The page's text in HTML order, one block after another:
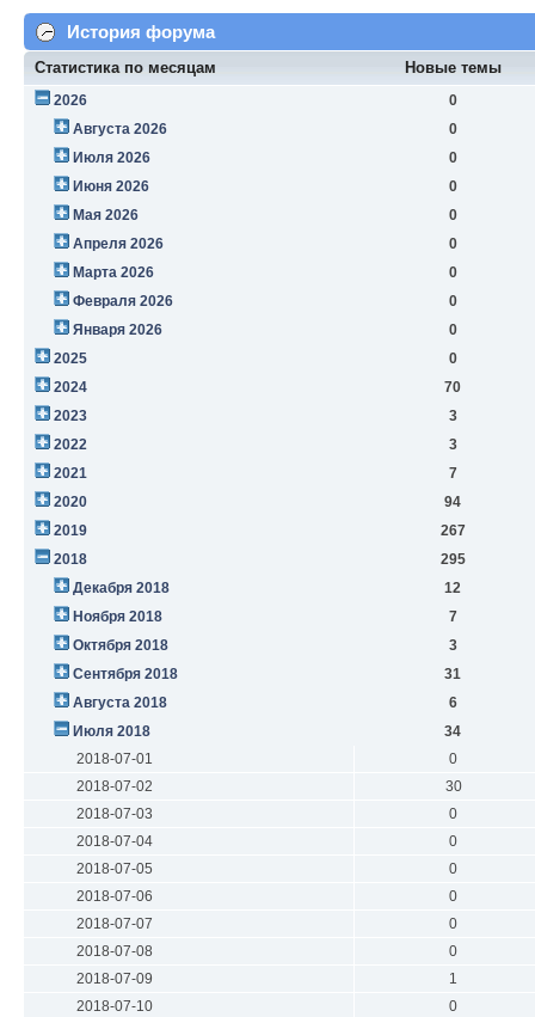
История форума
Статистика по месяцам Новые темы
2026
0
Августа 2026
0
Июля 2026
0
Июня 2026
0
Мая 2026
0
Апреля 2026
0
Марта 2026
0
Февраля 2026
0
Января 2026
0
2025
0
2024
70
2023
3
2022
3
2021
7
2020
94
2019
267
2018
295
Декабря 2018
12
Ноября 2018
7
Октября 2018
3
Сентября 2018
31
Августа 2018
6
Июля 2018
34
2018-07-01
0
2018-07-02
30
2018-07-03
0
2018-07-04
0
2018-07-05
0
2018-07-06
0
2018-07-07
0
2018-07-08
0
2018-07-09
1
2018-07-10
0